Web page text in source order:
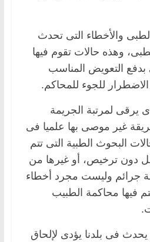
والأخطاء التى تحدث
وهذه حالات تقوم فيها
التعويض المناسب
للجوء للمحاكم.
يرقى لمرتبة الجريمة
غير موصى بها علميا فى
البحوث الطبية التى تتم
دون ترخيص، أو غيرها من
جرائم وليست مجرد أخطاء
فيها محاكمة الطبيب
فى بلدنا يؤدى لإلحاق